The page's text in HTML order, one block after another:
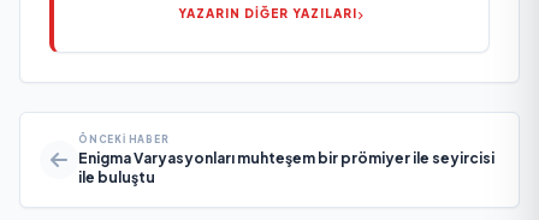
YAZARIN DİĞER YAZILARI
ÖNCEKI HABER
Enigma Varyasyonları muhteşem bir prömiyer ile seyircisi
ile buluştu